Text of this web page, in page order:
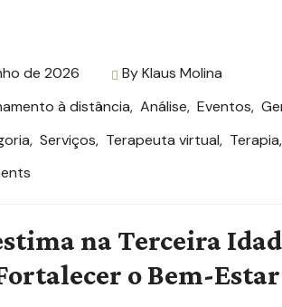
de 2026 ByKlaus Molina
à distância, Análise, Eventos,
, Serviços, Terapeuta virtual, Terapia,
na Terceira
o Bem-Estar